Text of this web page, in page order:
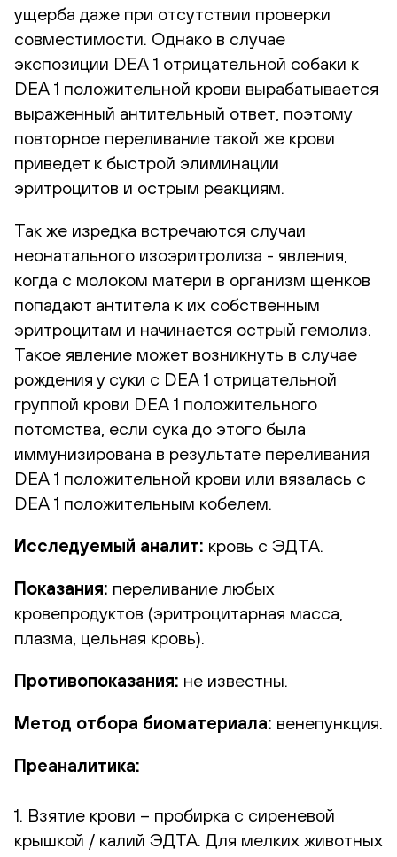
ущерба даже при отсутствии проверки
совместимости. Однако в случае
экспозиции DEA 1 отрицательной собаки к
DEA 1 положительной крови вырабатывается
выраженный антительный ответ, поэтому
повторное переливание такой же крови
приведет к быстрой элиминации
эритроцитов и острым реакциям.
Так же изредка встречаются случаи
неонатального изоэритролиза - явления,
когда с молоком матери в организм щенков
попадают антитела к их собственным
эритроцитам и начинается острый гемолиз.
Такое явление может возникнуть в случае
рождения у суки c DEA 1 отрицательной
группой крови DEA 1 положительного
потомства, если сука до этого была
иммунизирована в результате переливания
DEA 1 положительной крови или вязалась с
DEA 1 положительным кобелем.
Исследуемый аналит: кровь с ЭДТА.
Показания: переливание любых
кровепродуктов (эритроцитарная масса,
плазма, цельная кровь).
Противопоказания: не известны.
Метод отбора биоматериала: венепункция.
Преаналитика:
1. Взятие крови – пробирка с сиреневой
крышкой / калий ЭДТА. Для мелких животных